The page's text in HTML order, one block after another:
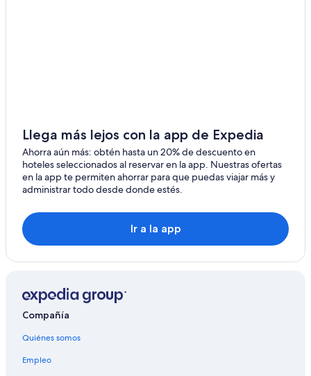
Hoteles en Wittenbach
Hoteles en Steinach
Hoteles cerca de Säntis
Hoteles en Gommiswald
Hoteles en Staad
Hoteles en Kirchberg
Hoteles en Gossau
Llega más lejos con la app de Expedia
Ahorra aún más: obtén hasta un 20% de descuento en
hoteles seleccionados al reservar en la app. Nuestras ofertas
en la app te permiten ahorrar para que puedas viajar más y
administrar todo desde donde estés.
Ir a la app
Compañía
Quiénes somos
Empleo